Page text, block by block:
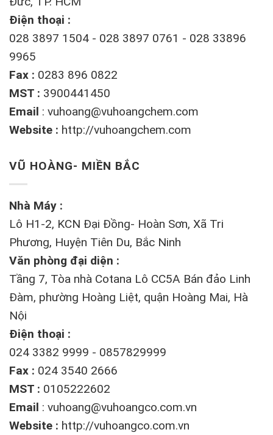
Điện thoại :
028 3897 1504 - 028 3897 0761 - 028 33896
9965
Fax : 0283 896 0822
MST : 3900441450
Email : vuhoang@vuhoangchem.com
Website : http://vuhoangchem.com
VŨ HOÀNG- MIỀN BẮC
Nhà Máy :
Lô H1-2, KCN Đại Đồng- Hoàn Sơn, Xã Tri
Phương, Huyện Tiên Du, Bắc Ninh
Văn phòng đại diện :
Tầng 7, Tòa nhà Cotana Lô CC5A Bán đảo Linh
Đàm, phường Hoàng Liệt, quận Hoàng Mai, Hà
Nội
Điện thoại :
024 3382 9999 - 0857829999
Fax : 024 3540 2666
MST : 0105222602
Email : vuhoang@vuhoangco.com.vn
Website : http://vuhoangco.com.vn